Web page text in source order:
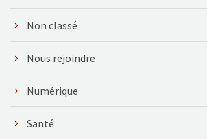
Non classé
Nous rejoindre
Numérique
Santé